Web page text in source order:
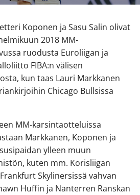
Koponen ja Sasu Salin olivat
2018 MM-
ruodusta Euroliigan ja
FIBA:n välisen
kun taas Lauri Markkanen
Chicago Bullsissa
MM-karsintaotteluissa
Markkanen, Koponen ja
ylleen muun
kuten mm. Korisliigan
Skylinersissä vahvan
Huffin ja Nanterren Ranskan